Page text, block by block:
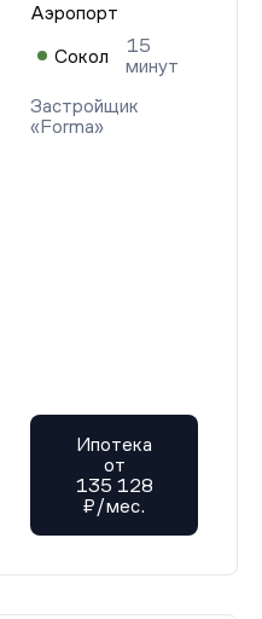
Аэропорт
Сокол
15
минут
Застройщик
«Forma»
Ипотека
от
135 128
₽/мес.